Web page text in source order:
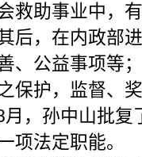
救助事业中，
后，在内政部
、公益事项等
保护，监督、
月，孙中山批复
项法定职能。